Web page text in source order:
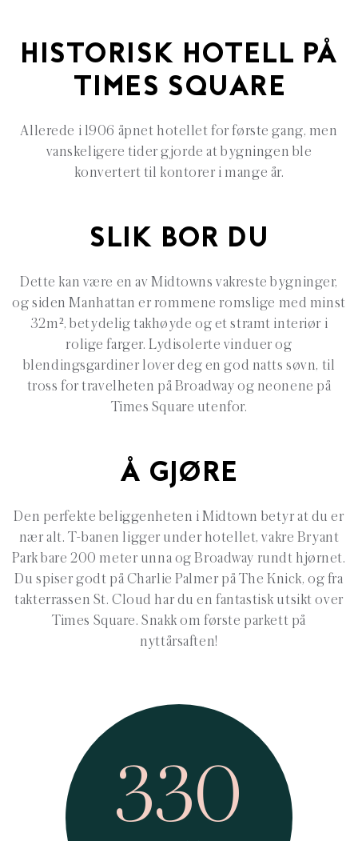
HISTORISK HOTELL PÅ
TIMES SQUARE
Allerede i 1906 åpnet hotellet for første gang, men
vanskeligere tider gjorde at bygningen ble
konvertert til kontorer i mange år.
SLIK BOR DU
Dette kan være en av Midtowns vakreste bygninger,
og siden Manhattan er rommene romslige med minst
32m², betydelig takhøyde og et stramt interiør i
rolige farger. Lydisolerte vinduer og
blendingsgardiner lover deg en god natts søvn, til
tross for travelheten på Broadway og neonene på
Times Square utenfor.
Å GJØRE
Den perfekte beliggenheten i Midtown betyr at du er
nær alt. T-banen ligger under hotellet, vakre Bryant
Park bare 200 meter unna og Broadway rundt hjørnet.
Du spiser godt på Charlie Palmer på The Knick, og fra
takterrassen St. Cloud har du en fantastisk utsikt over
Times Square. Snakk om første parkett på
nyttårsaften!
330